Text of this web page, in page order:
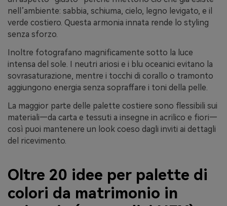
nell’ambiente: sabbia, schiuma, cielo, legno levigato, e il
verde costiero. Questa armonia innata rende lo styling
senza sforzo.
Inoltre fotografano magnificamente sotto la luce
intensa del sole. I neutri ariosi e i blu oceanici evitano la
sovrasaturazione, mentre i tocchi di corallo o tramonto
aggiungono energia senza sopraffare i toni della pelle.
La maggior parte delle palette costiere sono flessibili sui
materiali—da carta e tessuti a insegne in acrilico e fiori—
così puoi mantenere un look coeso dagli inviti ai dettagli
del ricevimento.
Oltre 20 idee per palette di
colori da matrimonio in